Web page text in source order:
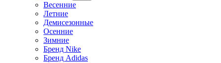
Весенние
Летние
Демисезонные
Осенние
Зимние
Бренд Nike
Бренд Adidas